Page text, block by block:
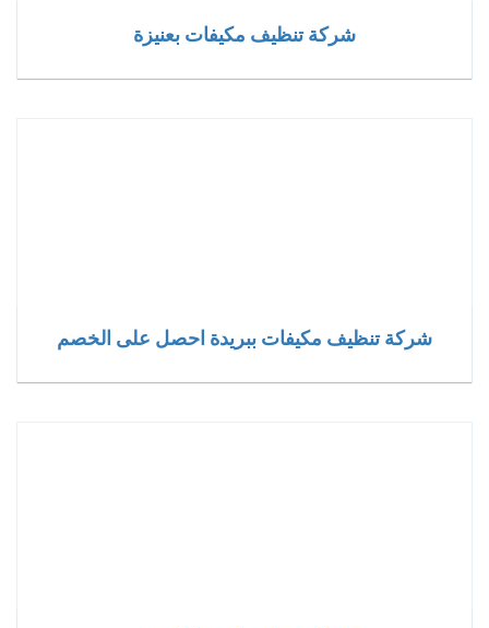
شركة تنظيف مكيفات بعنيزة
شركة تنظيف مكيفات ببريدة احصل على الخصم